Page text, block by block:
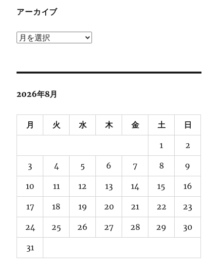
アーカイブ
ア
ブ
2026年8月
月 火 水 木 金 土 日
1 2
3 4 5 6 7 8 9
10 11 12 13 14 15 16
17 18 19 20 21 22 23
24 25 26 27 28 29 30
31